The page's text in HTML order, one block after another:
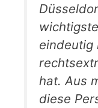
eindeutig
hat. Aus
diese